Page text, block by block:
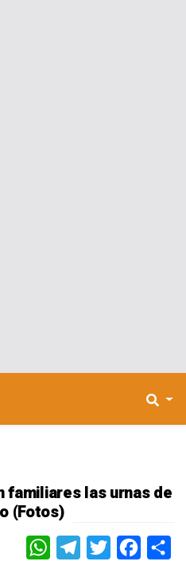
las urnas de
(Fotos)
WHATSAPPTELEGRAMTWITTER